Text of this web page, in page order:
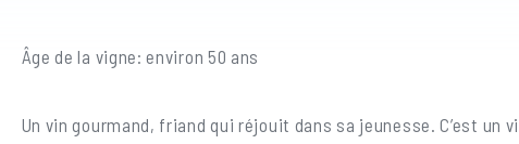
Âge de la vigne: environ 50 ans
Un vin gourmand, friand qui réjouit dans sa jeunesse. C’est un